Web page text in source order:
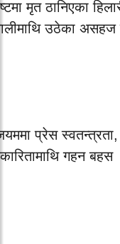
मृत ठानिएका
उठेका
प्रेस
गहन बहस